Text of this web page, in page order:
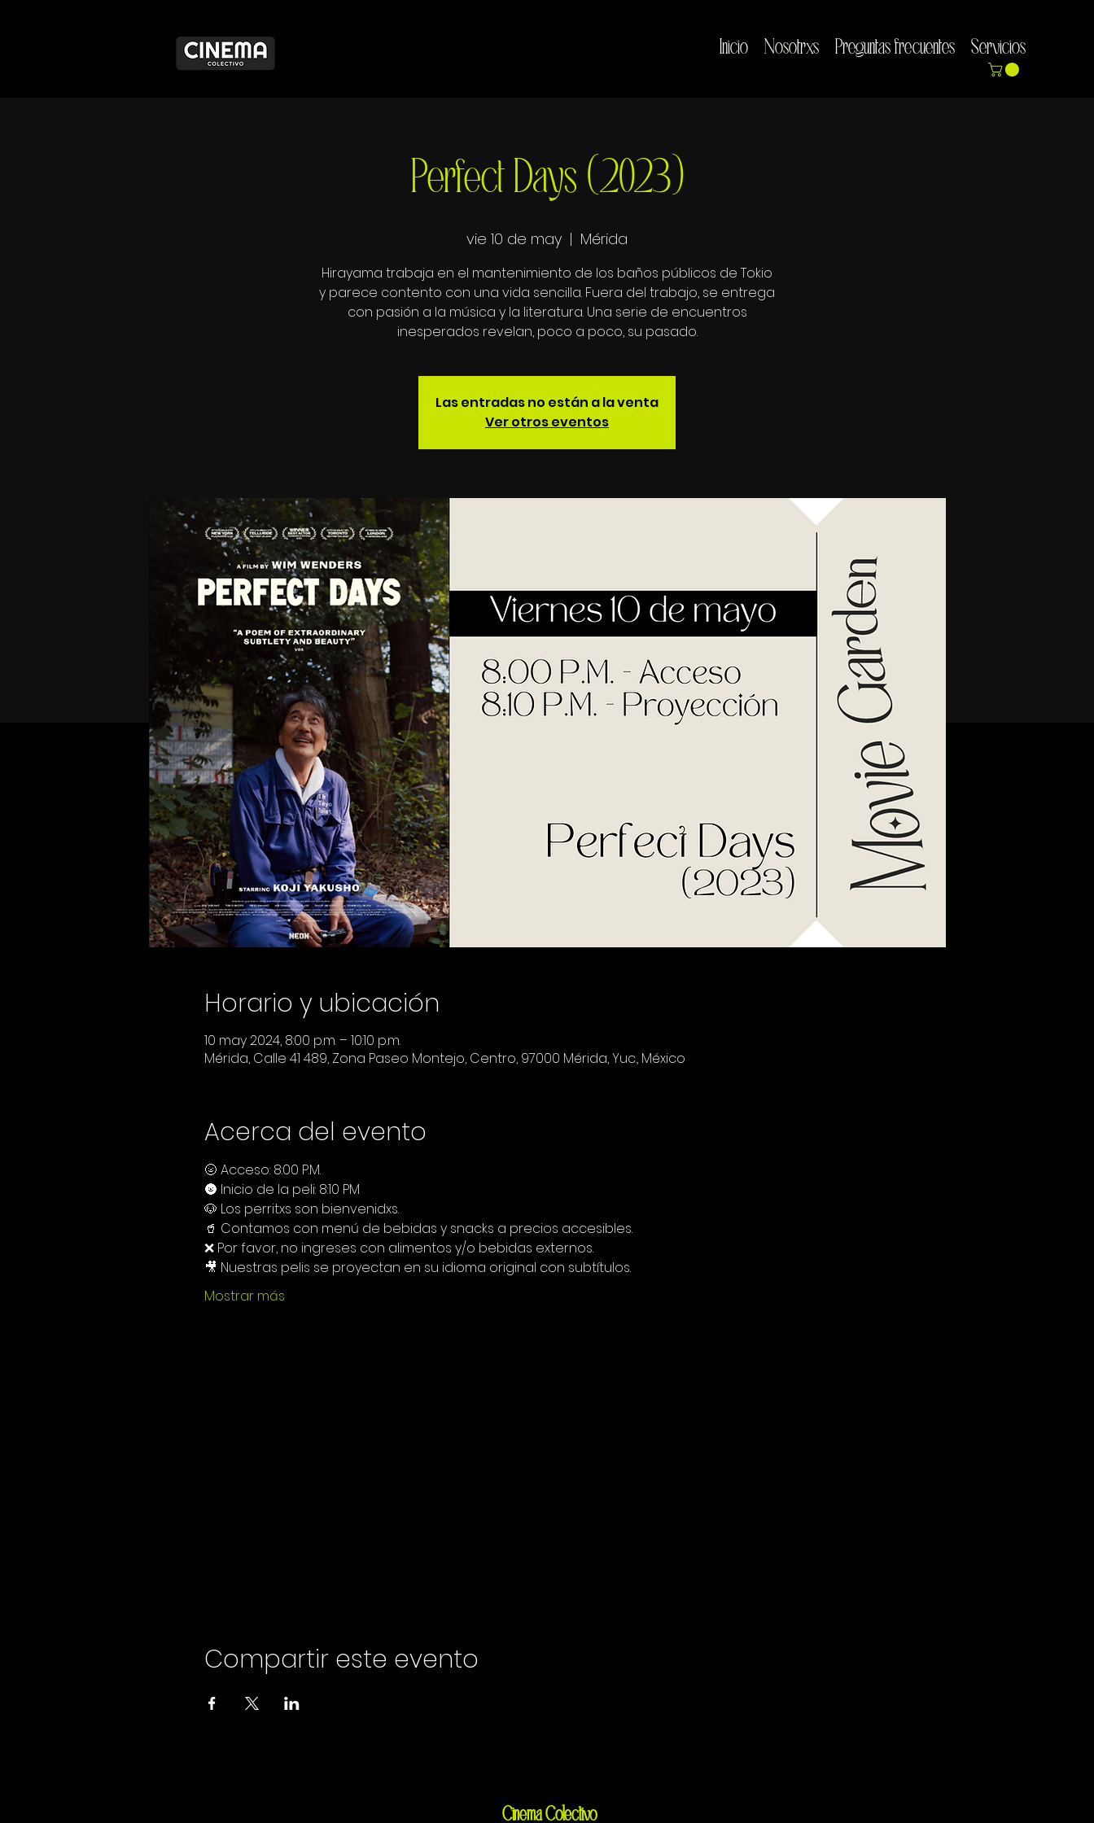
Inicio Nosotrxs Preguntas frecuentes Servicios
Perfect Days (2023)
vie 10 de may
  |
Mérida
Hirayama trabaja en el mantenimiento de los baños públicos de Tokio
y parece contento con una vida sencilla. Fuera del trabajo, se entrega
con pasión a la música y la literatura. Una serie de encuentros
inesperados revelan, poco a poco, su pasado.
Las entradas no están a la venta
Ver otros eventos
Horario y ubicación
10 may 2024, 8:00 p.m. – 10:10 p.m.
Mérida, Calle 41 489, Zona Paseo Montejo, Centro, 97000 Mérida, Yuc., México
Acerca del evento
🌝 Acceso: 8:00 P.M.
🌚 Inicio de la peli: 8:10 PM
🐶 Los perritxs son bienvenidxs.
🥤 Contamos con menú de bebidas y snacks a precios accesibles.
❌ Por favor, no ingreses con alimentos y/o bebidas externos.
🎥 Nuestras pelis se proyectan en su idioma original con subtítulos.
Mostrar más
Compartir este evento
Cinema Colectivo